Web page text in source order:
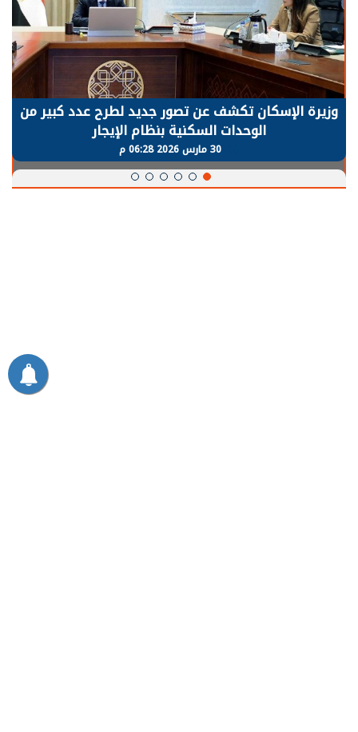
وزيرة الإسكان تكشف عن تصور جديد لطرح عدد كبير من
الوحدات السكنية بنظام الإيجار